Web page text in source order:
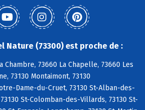
Nature (73300) est proche de :
Chambre, 73660 La Chapelle, 73660 Les
73130 Montaimont, 73130
Dame-du-Cruet, 73130 St-Alban-des-
St-Colomban-des-Villards, 73130 St-